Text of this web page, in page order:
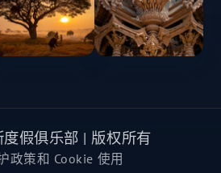
假俱乐部 | 版权所有
政策和 Cookie 使用